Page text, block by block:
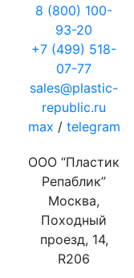
8 (800) 100-
93-20
+7 (499) 518-
07-77
sales@plastic-
republic.ru
max / telegram
ООО “Пластик
Репаблик”
Москва,
Походный
проезд, 14,
R206